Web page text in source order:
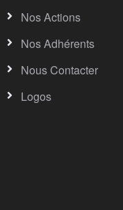
Nos Actions
Nos Adhérents
Nous Contacter
Logos